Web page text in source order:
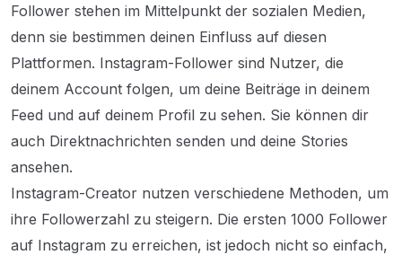
Follower stehen im Mittelpunkt der sozialen Medien,
denn sie bestimmen deinen Einfluss auf diesen
Plattformen. Instagram-Follower sind Nutzer, die
deinem Account folgen, um deine Beiträge in deinem
Feed und auf deinem Profil zu sehen. Sie können dir
auch Direktnachrichten senden und deine Stories
ansehen.
Instagram-Creator nutzen verschiedene Methoden, um
ihre Followerzahl zu steigern. Die ersten 1000 Follower
auf Instagram zu erreichen, ist jedoch nicht so einfach,